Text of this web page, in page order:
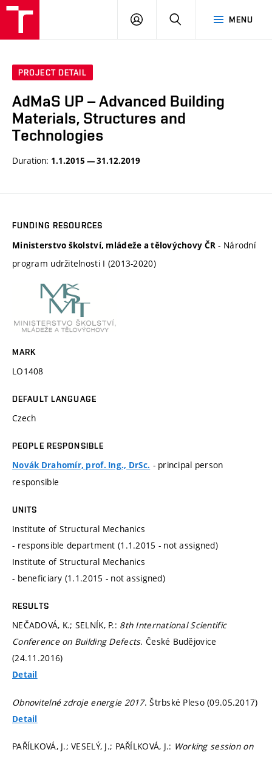
MENU
LOG
SEARCH
PROJECT DETAIL
AdMaS UP – Advanced Building
Materials, Structures and
Technologies
Duration: 1.1.2015 — 31.12.2019
FUNDING RESOURCES
Ministerstvo školství, mládeže a tělovýchovy ČR - Národní
program udržitelnosti I (2013-2020)
MARK
LO1408
DEFAULT LANGUAGE
Czech
PEOPLE RESPONSIBLE
Novák Drahomír, prof. Ing., DrSc. - principal person
responsible
UNITS
Institute of Structural Mechanics
- responsible department (1.1.2015 - not assigned)
Institute of Structural Mechanics
- beneficiary (1.1.2015 - not assigned)
RESULTS
NEČADOVÁ, K.; SELNÍK, P.: 8th International Scientific
Conference on Building Defects. České Budějovice
(24.11.2016)
Detail
Obnovitelné zdroje energie 2017. Štrbské Pleso (09.05.2017)
Detail
PAŘÍLKOVÁ, J.; VESELÝ, J.; PAŘÍLKOVÁ, J.: Working session on